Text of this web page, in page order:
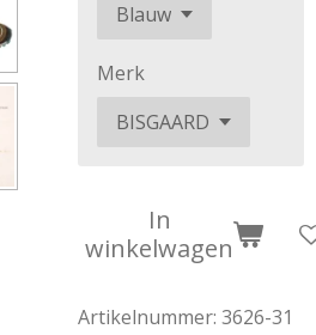
Merk
In
winkelwagen
Artikelnummer: 3626-31